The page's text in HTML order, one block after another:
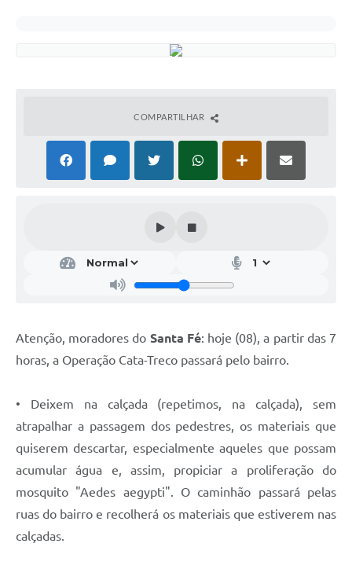
COMPARTILHAR
Atenção, moradores do Santa Fé: hoje (08), a partir das 7
horas, a Operação Cata-Treco passará pelo bairro.
• Deixem na calçada (repetimos, na calçada), sem
atrapalhar a passagem dos pedestres, os materiais que
quiserem descartar, especialmente aqueles que possam
acumular água e, assim, propiciar a proliferação do
mosquito "Aedes aegypti". O caminhão passará pelas
ruas do bairro e recolherá os materiais que estiverem nas
calçadas.